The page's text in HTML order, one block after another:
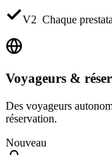
V2 Chaque
Voyageurs &
Des voyageurs
réservation.
Nouveau